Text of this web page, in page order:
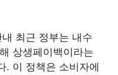
최근 정부는 내수
상생페이백이라는
. 이 정책은 소비자에